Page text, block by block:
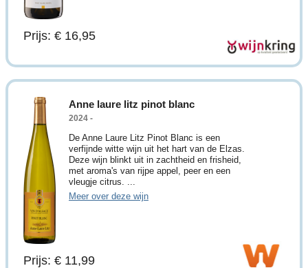
Prijs: € 16,95
Anne laure litz pinot blanc
2024 -
De Anne Laure Litz Pinot Blanc is een
verfijnde witte wijn uit het hart van de Elzas.
Deze wijn blinkt uit in zachtheid en frisheid,
met aroma's van rijpe appel, peer en een
vleugje citrus. ...
Meer over deze wijn
Prijs: € 11,99